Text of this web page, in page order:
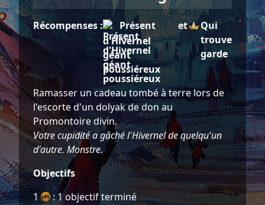
Récompenses :
Présent
d'Hivernel
géant
poussiéreux
et
Qui
trouve
garde
Ramasser un cadeau tombé à terre lors de
l'escorte d'un dolyak de don au
Promontoire divin.
Votre cupidité a gâché l'Hivernel de quelqu'un
d'autre. Monstre.
Objectifs
1
: 1 objectif terminé